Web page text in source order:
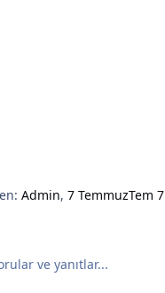
Admin,7 TemmuzTem 7
ve yanıtlar...